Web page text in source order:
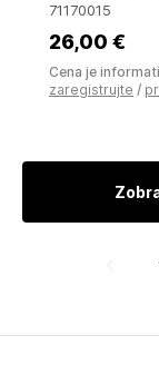
71170015
26,00 €
Cena je
zaregistrujte /